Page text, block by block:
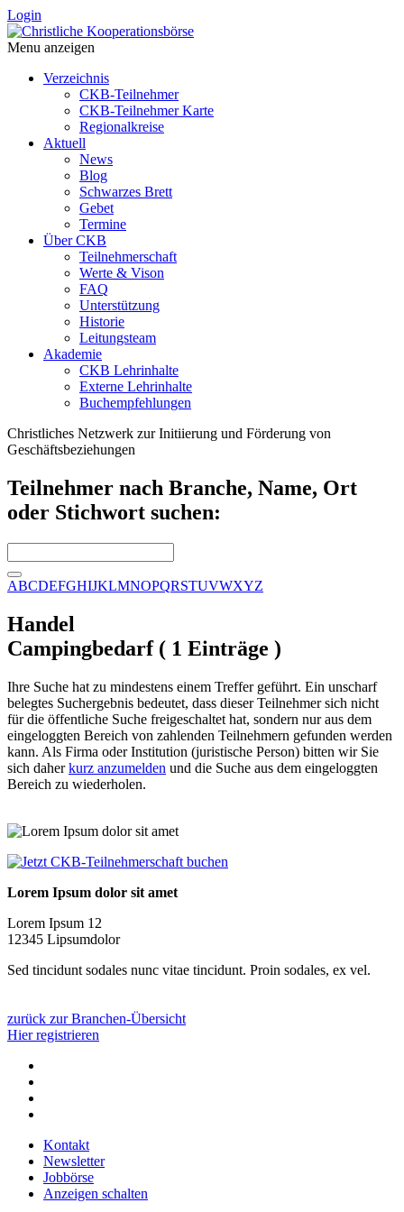
Login
Menu anzeigen
Verzeichnis
CKB-Teilnehmer
CKB-Teilnehmer Karte
Regionalkreise
Aktuell
News
Blog
Schwarzes Brett
Gebet
Termine
Über CKB
Teilnehmerschaft
Werte & Vison
FAQ
Unterstützung
Historie
Leitungsteam
Akademie
CKB Lehrinhalte
Externe Lehrinhalte
Buchempfehlungen
Christliches Netzwerk zur Initiierung und Förderung von
Geschäftsbeziehungen
Teilnehmer nach Branche, Name, Ort
oder Stichwort suchen:
ABCDEFGHIJKLMNOPQRSTUVWXYZ
Handel
Campingbedarf ( 1 Einträge )
Ihre Suche hat zu mindestens einem Treffer geführt. Ein unscharf
belegtes Suchergebnis bedeutet, dass dieser Teilnehmer sich nicht
für die öffentliche Suche freigeschaltet hat, sondern nur aus dem
eingeloggten Bereich von zahlenden Teilnehmern gefunden werden
kann. Als Firma oder Institution (juristische Person) bitten wir Sie
sich daherkurz anzumelden und die Suche aus dem eingeloggten
Bereich zu wiederholen.
Lorem Ipsum dolor sit amet
Lorem Ipsum 12
12345 Lipsumdolor
Sed tincidunt sodales nunc vitae tincidunt. Proin sodales, ex vel.
zurück zur Branchen-Übersicht
Hier registrieren
Kontakt
Newsletter
Jobbörse
Anzeigen schalten